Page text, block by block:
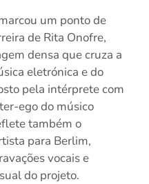
um ponto de
de Rita Onofre,
densa que cruza a
eletrónica e do
pela intérprete com
ego do músico
também o
para Berlim,
vocais e
do projeto.